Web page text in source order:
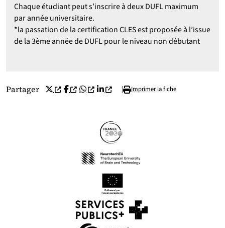
Chaque étudiant peut s’inscrire à deux DUFL maximum
par année universitaire.
*la passation de la certification CLES est proposée à l’issue
de la 3ème année de DUFL pour le niveau non débutant
Partager Partager sur X (ex Twitter)
(nouvelle fenêtre)
Partager sur Facebook
(nouvelle fenêtre)
Partager sur Whatsapp
(nouvelle fenêtre)
Partager surLinkedin
(nouvelle fenêtre)
Imprimer la fiche
(nouvelle fenêtre)
(nouvelle fenêtre)
(nouvelle fenêtre)
(nouvelle fenêtre)